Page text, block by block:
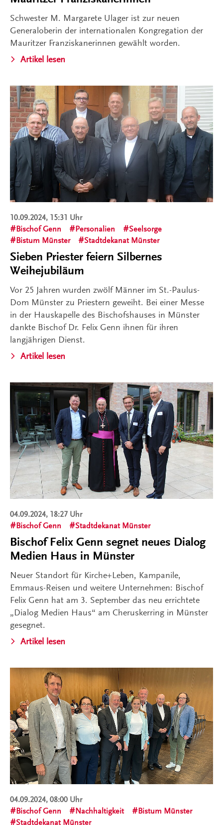
Schwester M. Margarete Ulager ist zur neuen
Generaloberin der internationalen Kongregation der
Mauritzer Franziskanerinnen gewählt worden.
Artikel lesen
10.09.2024, 15:31 Uhr
Bischof Genn
Personalien
Seelsorge
Bistum Münster
Stadtdekanat Münster
Sieben Priester feiern Silbernes
Weihejubiläum
Vor 25 Jahren wurden zwölf Männer im St.-Paulus-
Dom Münster zu Priestern geweiht. Bei einer Messe
in der Hauskapelle des Bischofshauses in Münster
dankte Bischof Dr. Felix Genn ihnen für ihren
langjährigen Dienst.
Artikel lesen
04.09.2024, 18:27 Uhr
Bischof Genn
Stadtdekanat Münster
Bischof Felix Genn segnet neues Dialog
Medien Haus in Münster
Neuer Standort für Kirche+Leben, Kampanile,
Emmaus-Reisen und weitere Unternehmen: Bischof
Felix Genn hat am 3. September das neu errichtete
„Dialog Medien Haus“ am Cheruskerring in Münster
gesegnet.
Artikel lesen
04.09.2024, 08:00 Uhr
Bischof Genn
Nachhaltigkeit
Bistum Münster
Stadtdekanat Münster